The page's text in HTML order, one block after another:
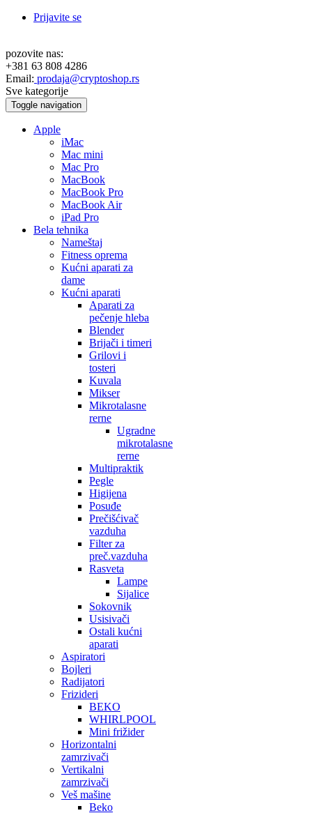
Prijavite se
pozovite nas:
+381 63 808 4286
Email: prodaja@cryptoshop.rs
Sve kategorije
Toggle navigation
Apple
iMac
Mac mini
Mac Pro
MacBook
MacBook Pro
MacBook Air
iPad Pro
Bela tehnika
Nameštaj
Fitness oprema
Kućni aparati za
dame
Kućni aparati
Aparati za
pečenje hleba
Blender
Brijači i timeri
Grilovi i
tosteri
Kuvala
Mikser
Mikrotalasne
rerne
Ugradne
mikrotalasne
rerne
Multipraktik
Pegle
Higijena
Posuđe
Prečišćivač
vazduha
Filter za
preč.vazduha
Rasveta
Lampe
Sijalice
Sokovnik
Usisivači
Ostali kućni
aparati
Aspiratori
Bojleri
Radijatori
Frizideri
BEKO
WHIRLPOOL
Mini frižider
Horizontalni
zamrzivači
Vertikalni
zamrzivači
Veš mašine
Beko